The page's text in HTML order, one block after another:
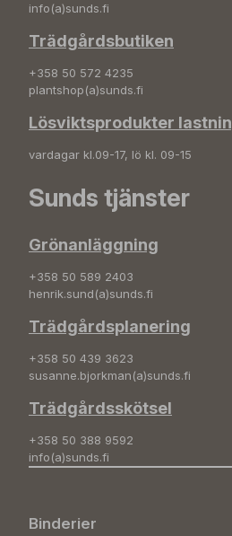
info(a)sunds.fi
Trädgårdsbutiken
+358 50 572 4235
plantshop(a)sunds.fi
Lösviktsprodukter
vardagar kl.09-17, lö kl. 09-15
Sunds tjänster
Grönanläggning
+358 50 589 2403
henrik.sund(a)sunds.fi
Trädgårdsplanering
+358 50 439 3623
susanne.bjorkman(a)sunds.fi
Trädgårdsskötsel
+358 50 388 9592
info(a)sunds.fi
Binderier